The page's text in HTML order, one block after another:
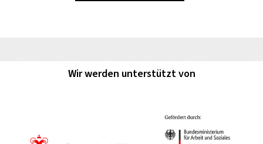
Wir werden unterstützt von